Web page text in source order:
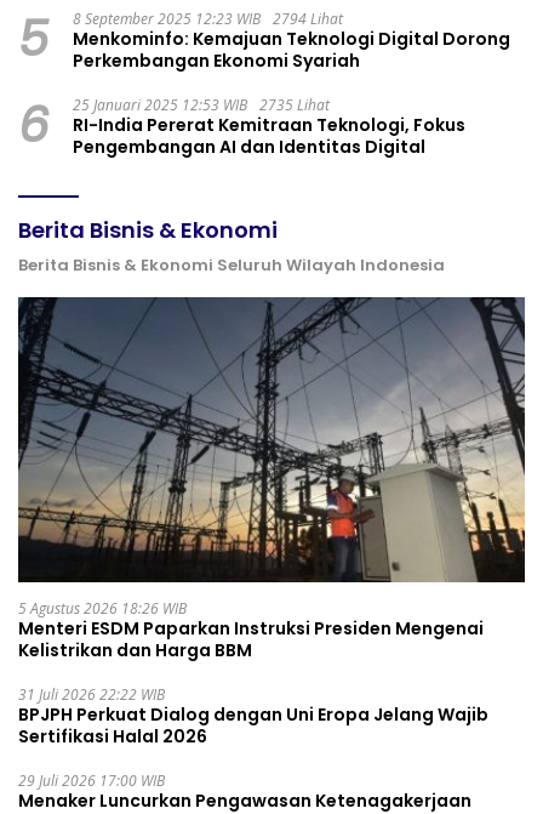
5 8 September 2025 12:23 WIB 2794 Lihat
Menkominfo: Kemajuan Teknologi Digital Dorong
Perkembangan Ekonomi Syariah
6 25 Januari 2025 12:53 WIB 2735 Lihat
RI-India Pererat Kemitraan Teknologi, Fokus
Pengembangan AI dan Identitas Digital
Berita Bisnis & Ekonomi
Berita Bisnis & Ekonomi Seluruh Wilayah Indonesia
5 Agustus 2026 18:26 WIB
Menteri ESDM Paparkan Instruksi Presiden Mengenai
Kelistrikan dan Harga BBM
31 Juli 2026 22:22 WIB
BPJPH Perkuat Dialog dengan Uni Eropa Jelang Wajib
Sertifikasi Halal 2026
29 Juli 2026 17:00 WIB
Menaker Luncurkan Pengawasan Ketenagakerjaan